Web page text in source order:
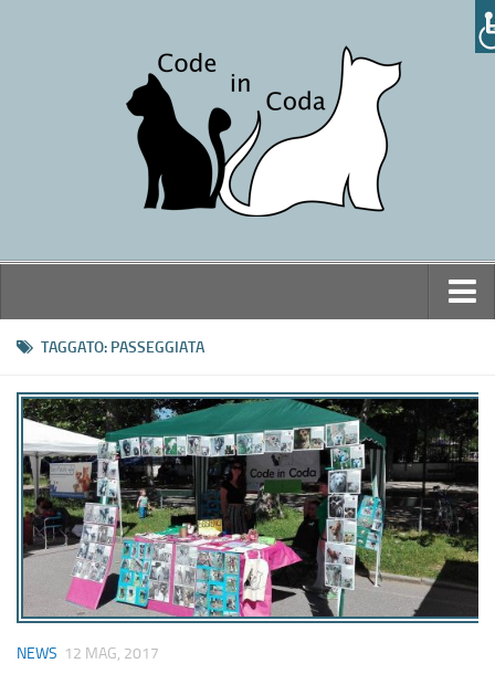
Home
Chi siamo
Cosa facciamo
Il canile dove operiamo
Testimonianze
I nostri progetti
Gli ospiti del canile
Informazioni generali
TAGGATO: PASSEGGIATA
NEWS 12 MAG, 2017